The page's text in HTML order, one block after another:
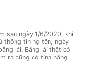
sau ngày 1/6/2020, khi
thông tin họ tên, ngày
lái. Bằng lái thật có
ra cũng có tính năng